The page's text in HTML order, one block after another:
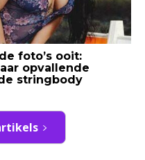
foto’s ooit:
opvallende
stringbody